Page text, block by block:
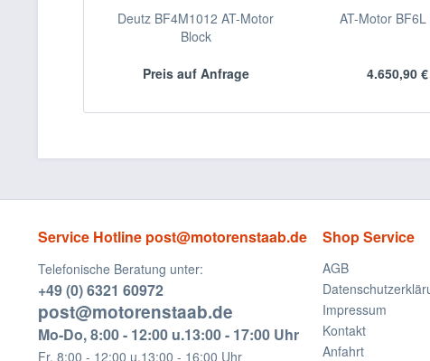
Deutz BF4M1012 AT-Motor
Block
Preis auf Anfrage
AT-Motor
4.650,90
Service Hotline post@motorenstaab.de
Telefonische Beratung unter:
+49 (0) 6321 60972
post@motorenstaab.de
Mo-Do, 8:00 - 12:00 u.13:00 - 17:00 Uhr
Fr, 8:00 - 12:00 u.13:00 - 16:00 Uhr
Shop Service
AGB
Impressum
Kontakt
Anfahrt